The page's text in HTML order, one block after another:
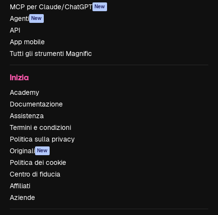
MCP per Claude/ChatGPT New
Agenti New
API
App mobile
Tutti gli strumenti Magnific
Inizia
Academy
Documentazione
Assistenza
Termini e condizioni
Politica sulla privacy
Originali New
Politica dei cookie
Centro di fiducia
Affiliati
Aziende